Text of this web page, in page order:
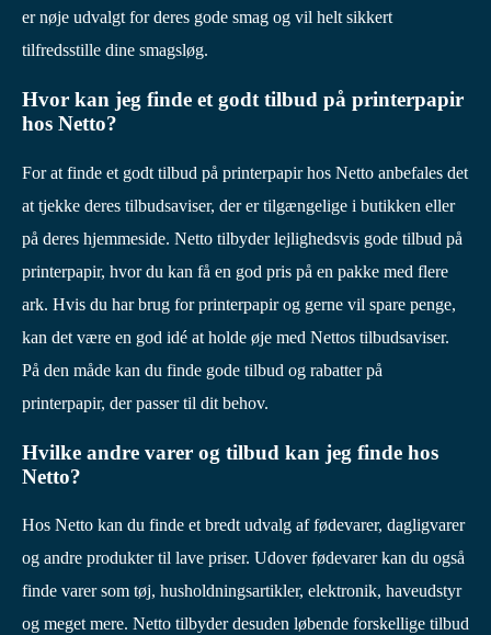
er nøje udvalgt for deres gode smag og vil helt sikkert
tilfredsstille dine smagsløg.
Hvor kan jeg finde et godt tilbud på printerpapir
hos Netto?
For at finde et godt tilbud på printerpapir hos Netto anbefales det
at tjekke deres tilbudsaviser, der er tilgængelige i butikken eller
på deres hjemmeside. Netto tilbyder lejlighedsvis gode tilbud på
printerpapir, hvor du kan få en god pris på en pakke med flere
ark. Hvis du har brug for printerpapir og gerne vil spare penge,
kan det være en god idé at holde øje med Nettos tilbudsaviser.
På den måde kan du finde gode tilbud og rabatter på
printerpapir, der passer til dit behov.
Hvilke andre varer og tilbud kan jeg finde hos
Netto?
Hos Netto kan du finde et bredt udvalg af fødevarer, dagligvarer
og andre produkter til lave priser. Udover fødevarer kan du også
finde varer som tøj, husholdningsartikler, elektronik, haveudstyr
og meget mere. Netto tilbyder desuden løbende forskellige tilbud